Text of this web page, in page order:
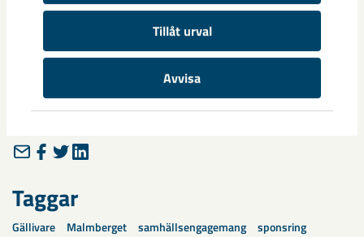
Tillåt urval
Avvisa
Dela
Taggar
Gällivare Malmberget samhällsengagemang sponsring